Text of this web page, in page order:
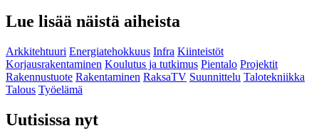
Lue lisää näistä aiheista
Arkkitehtuuri Energiatehokkuus Infra Kiinteistöt
Korjausrakentaminen Koulutus ja tutkimus Pientalo Projektit
Rakennustuote Rakentaminen RaksaTV Suunnittelu Talotekniikka
Talous Työelämä
Uutisissa nyt